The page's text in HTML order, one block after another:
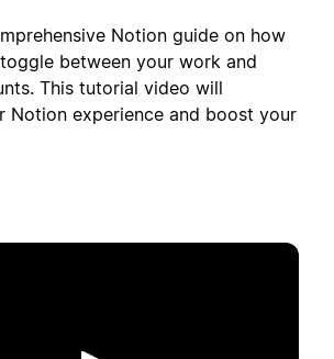
Notion guide on how
between your work and
This tutorial video will
Notion experience and boost your